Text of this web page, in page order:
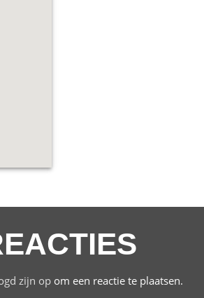
zijn opom een reactie te plaatsen.